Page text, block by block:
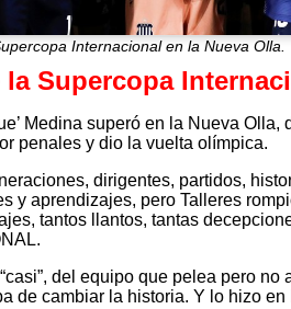
Internacional en la Nueva Olla.
la Supercopa
Medina superó en la Nueva Olla,
penales y dio la vuelta olímpica.
dirigentes, partidos,
y aprendizajes, pero Talleres
tantos llantos, tantas
del equipo que pelea pero
de cambiar la historia. Y lo hizo en